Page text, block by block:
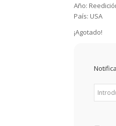
Año:
País: USA
¡Agotado!